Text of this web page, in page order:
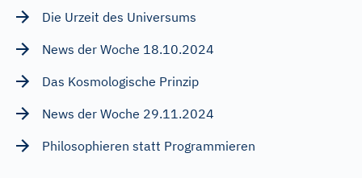
Die Urzeit des Universums
News der Woche 18.10.2024
Das Kosmologische Prinzip
News der Woche 29.11.2024
Philosophieren statt Programmieren